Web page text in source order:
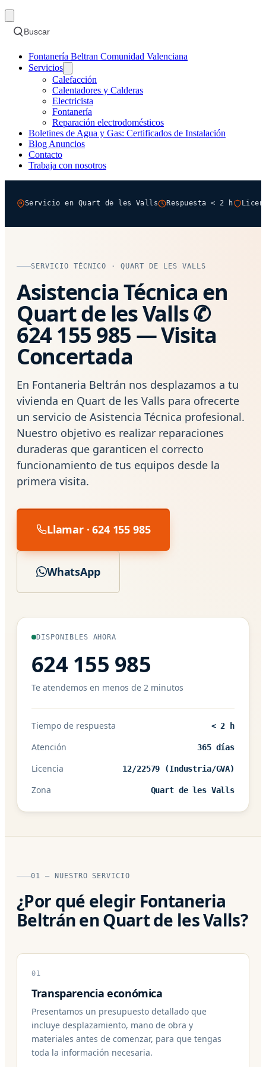
Buscar
Fontanería Beltran Comunidad Valenciana
Servicios
Calefacción
Calentadores y Calderas
Electricista
Fontanería
Reparación electrodomésticos
Boletines de Agua y Gas: Certificados de Instalación
Blog Anuncios
Contacto
Trabaja con nosotros
Servicio en Quart de les Valls Respuesta < 2 h
SERVICIO TÉCNICO · QUART DE LES VALLS
Asistencia Técnica en
Quart de les Valls ✆
624 155 985 — Visita
Concertada
En Fontaneria Beltrán nos desplazamos a tu
vivienda en Quart de les Valls para ofrecerte
un servicio de Asistencia Técnica profesional.
Nuestro objetivo es realizar reparaciones
duraderas que garanticen el correcto
funcionamiento de tus equipos desde la
primera visita.
Llamar · 624 155 985
WhatsApp
DISPONIBLES AHORA
624 155 985
Te atendemos en menos de 2 minutos
Tiempo de respuesta < 2 h
Atención 365 días
Licencia 12/22579 (Industria/GVA)
Zona Quart de les Valls
01 — NUESTRO SERVICIO
¿Por qué elegir Fontaneria
Beltrán en Quart de les Valls?
01
Transparencia económica
Presentamos un presupuesto detallado que
incluye desplazamiento, mano de obra y
materiales antes de comenzar, para que tengas
toda la información necesaria.